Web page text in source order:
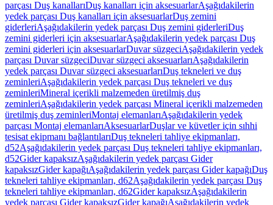
parçası Duş kanallarıDuş kanalları için aksesuarlarAşağıdakilerin
yedek parçası Duş kanalları için aksesuarlarDuş zemini
giderleriAşağıdakilerin yedek parçası Duş zemini giderleriDuş
zemini giderleri için aksesuarlarAşağıdakilerin yedek parçası Duş
zemini giderleri için aksesuarlarDuvar süzgeciAşağıdakilerin yedek
parçası Duvar süzgeciDuvar süzgeci aksesuarlarıAşağıdakilerin
yedek parçası Duvar süzgeci aksesuarlarıDuş tekneleri ve duş
zeminleriAşağıdakilerin yedek parçası Duş tekneleri ve duş
zeminleriMineral içerikli malzemeden üretilmiş duş
zeminleriAşağıdakilerin yedek parçası Mineral içerikli malzemeden
üretilmiş duş zeminleriMontaj elemanlarıAşağıdakilerin yedek
parçası Montaj elemanlarıAksesuarlarDuşlar ve küvetler için sıhhi
tesisat ekipmanı bağlantılarıDuş tekneleri tahliye ekipmanları,
d52Aşağıdakilerin yedek parçası Duş tekneleri tahliye ekipmanları,
d52Gider kapaksızAşağıdakilerin yedek parçası Gider
kapaksızGider kapağıAşağıdakilerin yedek parçası Gider kapağıDuş
tekneleri tahliye ekipmanları, d62Aşağıdakilerin yedek parçası Duş
tekneleri tahliye ekipmanları, d62Gider kapaksızAşağıdakilerin
yedek parçası Gider kapaksızGider kapağıAşağıdakilerin yedek